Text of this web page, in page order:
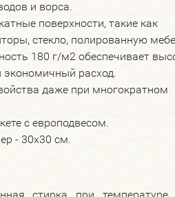
и ворса.
поверхности, такие как
стекло, полированную
180 г/м2 обеспечивает
экономичный расход.
даже при многократном
с европодвесом.
- 30х30 см.
стирка при температуре